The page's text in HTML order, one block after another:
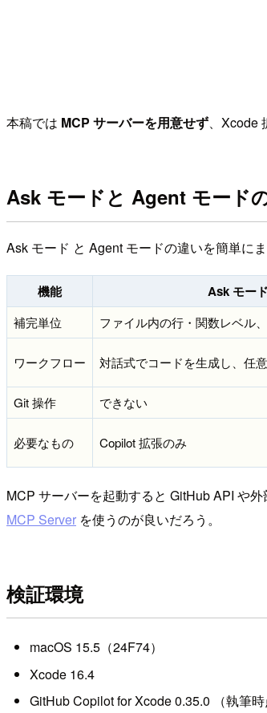
本稿では MCP サーバーを用意せず、Xcode
Ask モードと Agent モード
Ask モード と Agent モードの違いを簡単に
機能 Ask モード
補完単位 ファイル内の行・関数レベル
ワークフロー 対話式でコードを生成し、任
Git 操作
できない
必要なもの Copilot 拡張のみ
MCP サーバーを起動すると GitHub API や
MCP Server を使うのが良いだろう。
検証環境
macOS 15.5（24F74）
Xcode 16.4
GitHub Copilot for Xcode 0.35.0 （執筆時